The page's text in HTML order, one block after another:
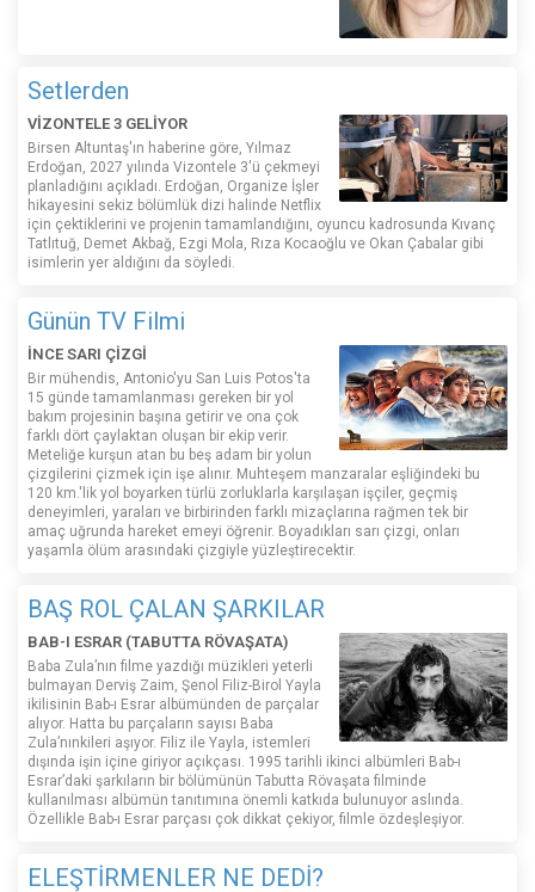
Setlerden
VİZONTELE 3 GELİYOR
Birsen Altuntaş'ın haberine göre, Yılmaz
Erdoğan, 2027 yılında Vizontele 3'ü çekmeyi
planladığını açıkladı. Erdoğan, Organize İşler
hikayesini sekiz bölümlük dizi halinde Netflix
için çektiklerini ve projenin tamamlandığını, oyuncu kadrosunda Kıvanç
Tatlıtuğ, Demet Akbağ, Ezgi Mola, Rıza Kocaoğlu ve Okan Çabalar gibi
isimlerin yer aldığını da söyledi.
Günün TV Filmi
İNCE SARI ÇİZGİ
Bir mühendis, Antonio'yu San Luis Potos'ta
15 günde tamamlanması gereken bir yol
bakım projesinin başına getirir ve ona çok
farklı dört çaylaktan oluşan bir ekip verir.
Meteliğe kurşun atan bu beş adam bir yolun
çizgilerini çizmek için işe alınır. Muhteşem manzaralar eşliğindeki bu
120 km.'lik yol boyarken türlü zorluklarla karşılaşan işçiler, geçmiş
deneyimleri, yaraları ve birbirinden farklı mizaçlarına rağmen tek bir
amaç uğrunda hareket emeyi öğrenir. Boyadıkları sarı çizgi, onları
yaşamla ölüm arasındaki çizgiyle yüzleştirecektir.
BAŞ ROL ÇALAN ŞARKILAR
BAB-I ESRAR (TABUTTA RÖVAŞATA)
Baba Zula’nın filme yazdığı müzikleri yeterli
bulmayan Derviş Zaim, Şenol Filiz-Birol Yayla
ikilisinin Bab-ı Esrar albümünden de parçalar
alıyor. Hatta bu parçaların sayısı Baba
Zula’nınkileri aşıyor. Filiz ile Yayla, istemleri
dışında işin içine giriyor açıkçası. 1995 tarihli ikinci albümleri Bab-ı
Esrar’daki şarkıların bir bölümünün Tabutta Rövaşata filminde
kullanılması albümün tanıtımına önemli katkıda bulunuyor aslında.
Özellikle Bab-ı Esrar parçası çok dikkat çekiyor, filmle özdeşleşiyor.
ELEŞTİRMENLER NE DEDİ?